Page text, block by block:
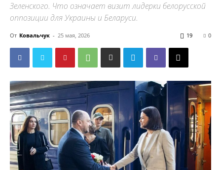
Зеленского. Что означает визит лидерки белорусской
оппозиции для Украины и Беларуси.
От Ковальчук - 25 мая, 2026 0
19